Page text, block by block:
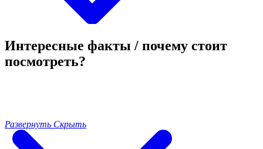
Интересные факты / почему стоит
посмотреть?
Развернуть Скрыть